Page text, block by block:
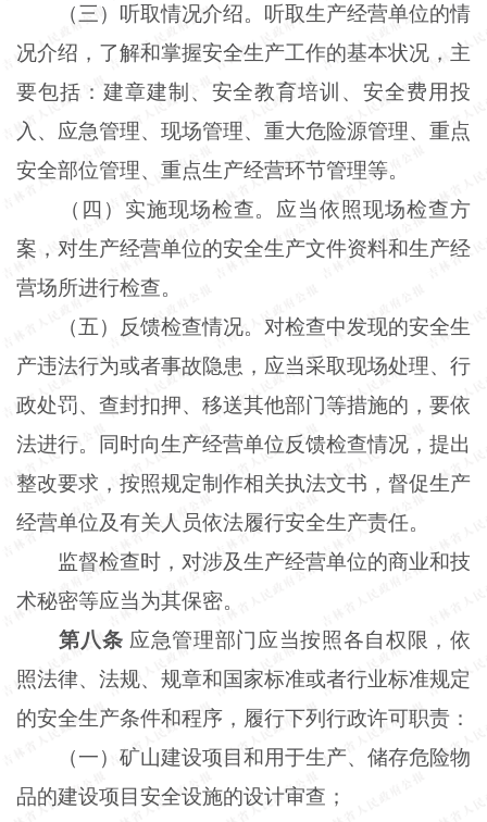
（三）听取情况介绍。听取生产经营单位的情
况介绍，了解和掌握安全生产工作的基本状况，主
要包括：建章建制、安全教育培训、安全费用投
入、应急管理、现场管理、重大危险源管理、重点
安全部位管理、重点生产经营环节管理等。
（四）实施现场检查。应当依照现场检查方
案，对生产经营单位的安全生产文件资料和生产经
营场所进行检查。
（五）反馈检查情况。对检查中发现的安全生
产违法行为或者事故隐患，应当采取现场处理、行
政处罚、查封扣押、移送其他部门等措施的，要依
法进行。同时向生产经营单位反馈检查情况，提出
整改要求，按照规定制作相关执法文书，督促生产
经营单位及有关人员依法履行安全生产责任。
监督检查时，对涉及生产经营单位的商业和技
术秘密等应当为其保密。
第八条 应急管理部门应当按照各自权限，依
照法律、法规、规章和国家标准或者行业标准规定
的安全生产条件和程序，履行下列行政许可职责：
（一）矿山建设项目和用于生产、储存危险物
品的建设项目安全设施的设计审查；